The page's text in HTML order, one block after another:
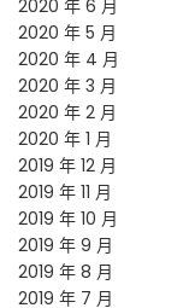
2020 年 6 月
2020 年 5 月
2020 年 4 月
2020 年 3 月
2020 年 2 月
2020 年 1 月
2019 年 12 月
2019 年 11 月
2019 年 10 月
2019 年 9 月
2019 年 8 月
2019 年 7 月